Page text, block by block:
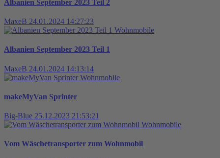
Albanien September 2023 Teil 2
MaxeB 24.01.2024 14:27:23
Wohnmobile
Albanien September 2023 Teil 1
MaxeB 24.01.2024 14:13:14
Wohnmobile
makeMyVan Sprinter
Big-Blue 25.12.2023 21:53:21
Wohnmobile
Vom Wäschetransporter zum Wohnmobil